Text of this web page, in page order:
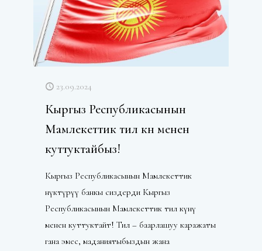
23.09.2024
Кыргыз Республикасынын
Мамлекеттик тил күнү менен
куттуктайбыз!
Кыргыз Республикасынын Мамлекеттик
өнүктүрүү банкы сиздерди Кыргыз
Республикасынын Мамлекеттик тил күнү
менен куттуктайт! Тил – баарлашуу каражаты
гана эмес, маданиятыбыздын жана